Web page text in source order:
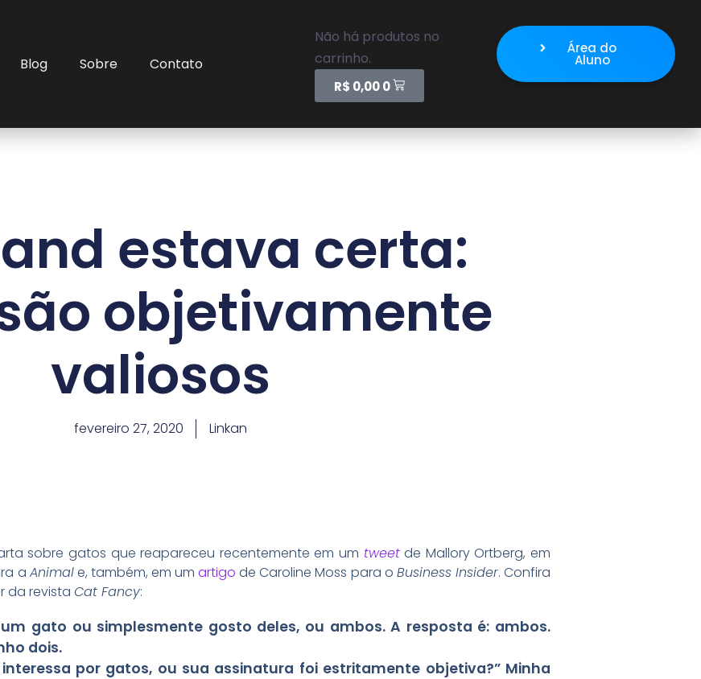
Blog Sobre Contato
Não há produtos no
carrinho.
R$ 0,000
Área do
Aluno
estava certa:
objetivamente
valiosos
fevereiro 27, 2020 Linkan
sobre gatos que reapareceu recentemente em um tweetde Mallory Ortberg, em
a Animale, também, em umartigo de Caroline Moss para o Business Insider. Confira
da revista Cat Fancy:
gato ou simplesmente gosto deles, ou ambos. A resposta é: ambos.
dois.
por gatos, ou sua assinatura foi estritamente objetiva?” Minha